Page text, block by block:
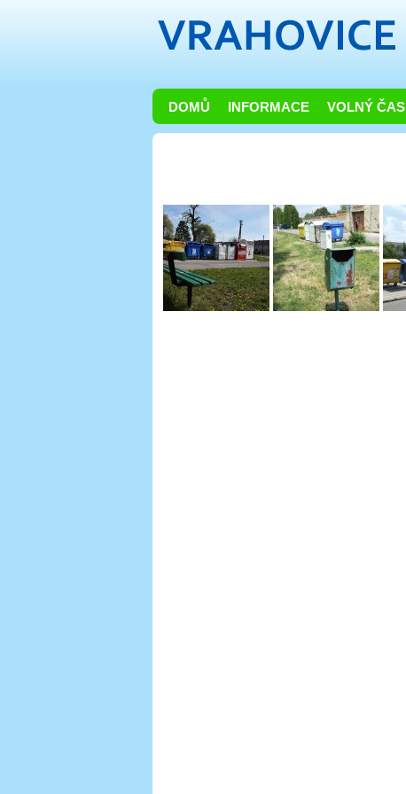
DOMŮ INFORMACE VOLNÝ ČAS